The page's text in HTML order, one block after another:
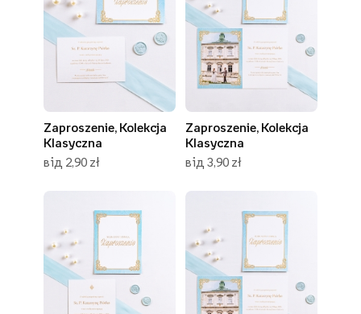
Zaproszenie, Kolekcja
Klasyczna
від 2,90 zł
Zaproszenie, Kolekcja
Klasyczna
від 3,90 zł